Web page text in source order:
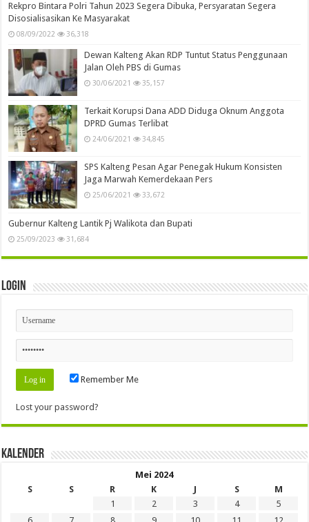
Rekpro Bintara Polri Tahun 2023 Segera Dibuka, Persyaratan Segera
Disosialisasikan Ke Masyarakat
08/09/2022 36,318
Dewan Kalteng Akan RDP Tuntut Status Penggunaan
Jalan Oleh PBS di Gumas
30/06/2021 35,157
Terkait Korupsi Dana ADD Diduga Oknum Anggota
DPRD Gumas Terlibat
24/06/2021 34,845
SPS Kalteng Pesan Agar Penegak Hukum Konsisten
Jaga Marwah Kemerdekaan Pers
25/06/2021 33,672
Gubernur Kalteng Lantik Pj Walikota dan Bupati
25/09/2023 31,684
Login
Remember Me
Lost your password?
Kalender
Mei 2024
S
S R K J S
M
1
2 3 4
5